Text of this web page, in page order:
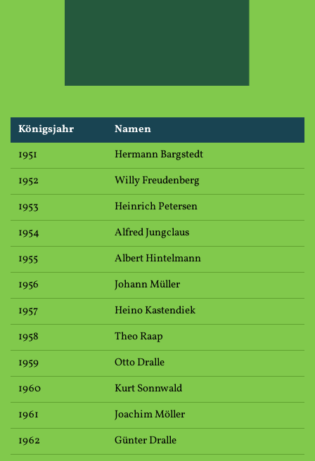
Königsjahr
Namen
1951
Hermann Bargstedt
1952
Willy Freudenberg
1953
Heinrich Petersen
1954
Alfred Jungclaus
1955
Albert Hintelmann
1956
Johann Müller
1957
Heino Kastendiek
1958
Theo Raap
1959
Otto Dralle
1960
Kurt Sonnwald
1961
Joachim Möller
1962
Günter Dralle